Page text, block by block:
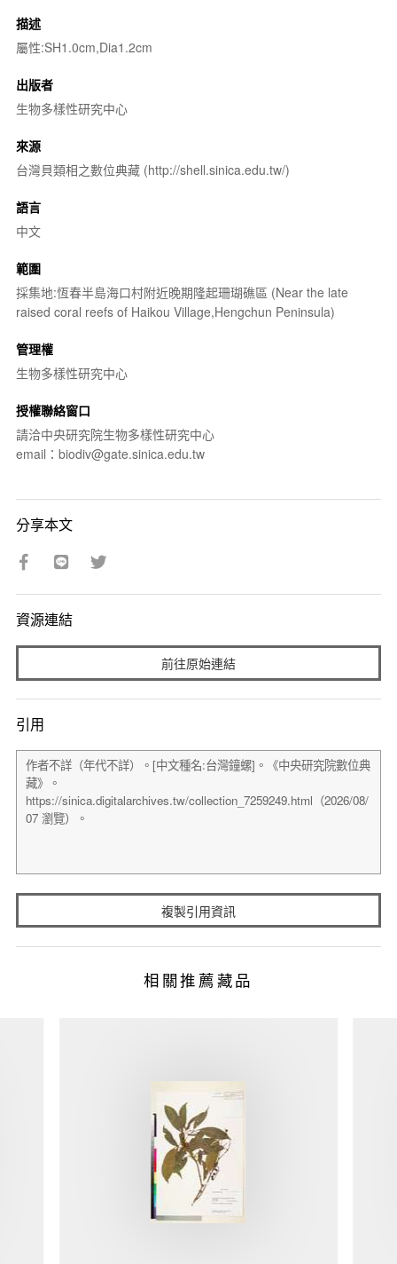
描述
屬性:SH1.0cm,Dia1.2cm
出版者
生物多樣性研究中心
來源
台灣貝類相之數位典藏 (http://shell.sinica.edu.tw/)
語言
中文
範圍
採集地:恆春半島海口村附近晚期隆起珊瑚礁區 (Near the late
raised coral reefs of Haikou Village,Hengchun Peninsula)
管理權
生物多樣性研究中心
授權聯絡窗口
請洽中央研究院生物多樣性研究中心
email：biodiv@gate.sinica.edu.tw
分享本文
資源連結
前往原始連結
引用
複製引用資訊
相關推薦藏品